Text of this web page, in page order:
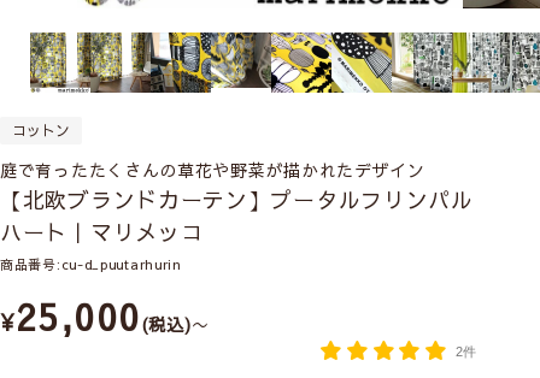
コットン
庭で育ったたくさんの草花や野菜が描かれたデザイン
【北欧ブランドカーテン】プータルフリンパル
ハート｜マリメッコ
商品番号 cu-d_puutarhurin
¥25,000 税込 〜
2件